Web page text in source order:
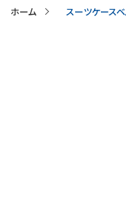
ホーム スーツケース